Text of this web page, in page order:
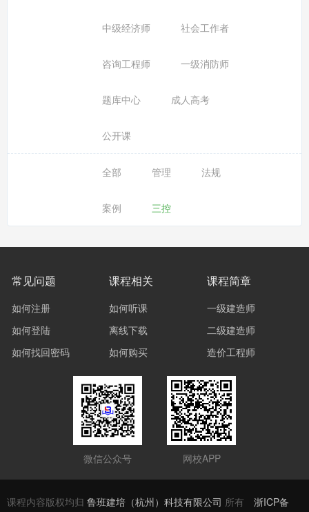
中级经济师 社会工作者
咨询工程师 一级消防师
题库中心 成人高考
公开课
全部 管理 法规
案例 三控
常见问题
如何注册
如何登陆
如何找回密码
课程相关
如何听课
离线下载
如何购买
课程简章
一级建造师
二级建造师
造价工程师
微信公众号 网校APP
课程内容版权均归 鲁班建培（杭州）科技有限公司 所有
浙ICP备